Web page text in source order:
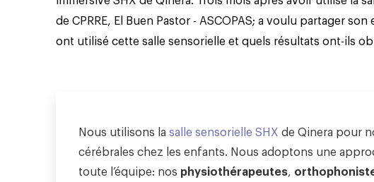
de CPRRE, El Buen Pastor - ASCOPAS; a voulu partager
ont utilisé cette salle sensorielle et quels résultats ont-ils
Nous utilisons lasalle sensorielle SHX de Qinera pour
cérébrales chez les enfants. Nous adoptons une
toute l’équipe: nos physiothérapeutes,